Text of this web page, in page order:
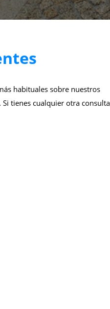
habituales sobre nuestros
tienes cualquier otra